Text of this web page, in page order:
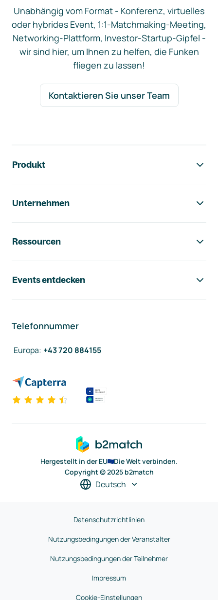
Unabhängig vom Format - Konferenz, virtuelles
oder hybrides Event, 1:1-Matchmaking-Meeting,
Networking-Plattform, Investor-Startup-Gipfel -
wir sind hier, um Ihnen zu helfen, die Funken
fliegen zu lassen!
Kontaktieren Sie unser Team
Produkt
Unternehmen
Ressourcen
Events entdecken
Telefonnummer
Europa: +43 720 884155
Hergestellt in der EU
Die Welt verbinden.
Copyright © 2025 b2match
Deutsch
Datenschutzrichtlinien
Nutzungsbedingungen der Veranstalter
Nutzungsbedingungen der Teilnehmer
Impressum
Cookie-Einstellungen